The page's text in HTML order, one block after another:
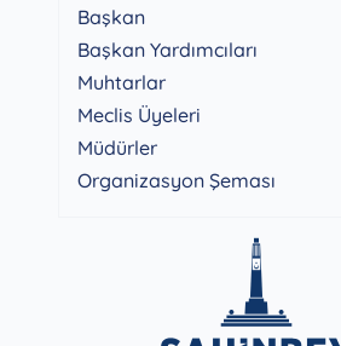
Başkan
Başkan Yardımcıları
Muhtarlar
Meclis Üyeleri
Müdürler
Organizasyon Şeması